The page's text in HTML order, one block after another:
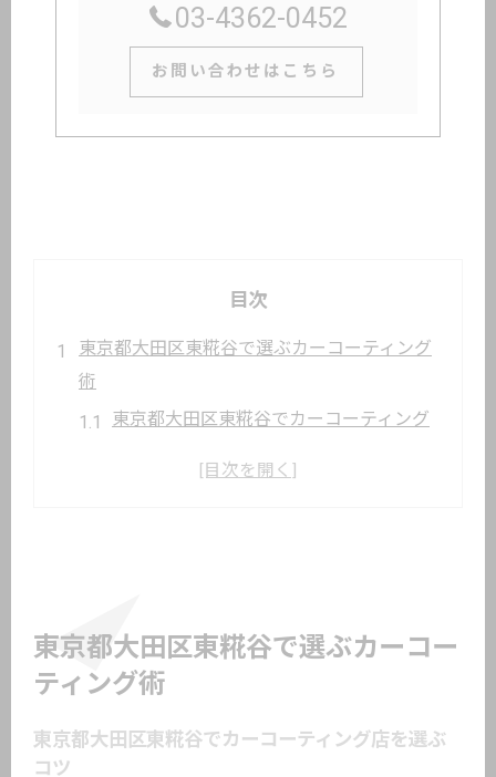
03-4362-0452
お問い合わせはこちら
目次
東京都大田区東糀谷で選ぶカーコーティング
術
東京都大田区東糀谷でカーコーティング
愛車の状態に合ったカーコーティングの
選択基準
東京都大田区東糀谷で信頼される店舗の
特徴とは
東京都大田区東糀谷で選ぶカーコー
ティング術
東京都大田区東糀谷でカーコーティング店を選ぶ
コツ